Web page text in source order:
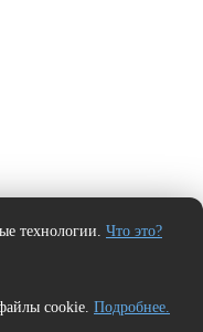
технологии. Что это?
cookie. Подробнее.